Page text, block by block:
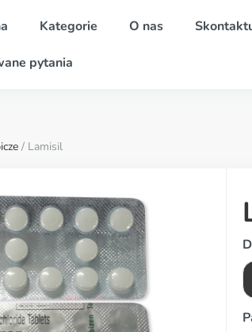
Kategorie O nas
pytania
/ Lamisil